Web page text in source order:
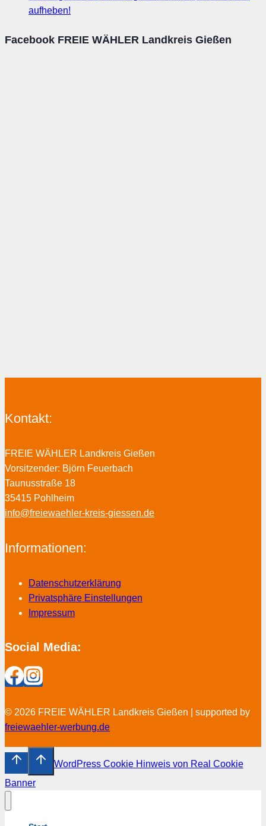
aufheben!
Facebook FREIE WÄHLER Landkreis Gießen
Kontakt:
FREIE WÄHLER Landkreis Gießen
Vorsitzender: Björn Feuerbach
Taunusstraße 18
35415 Pohlheim
info@freiewaehler-kreis-giessen.de
Informationen:
Datenschutzerklärung
Privatsphäre Einstellungen
Impressum
Social Media:
© 2026 FREIE WÄHLER Landkreis Gießen | supported by
freiewaehler-werbung.de
WordPress Cookie Hinweis von Real Cookie
Banner